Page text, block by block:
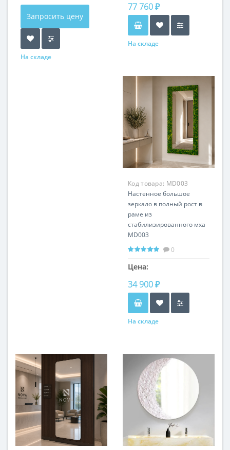
Запросить цену
На складе
77 760 ₽
На складе
Код товара: MD003
Настенное большое
зеркало в полный рост в
раме из
стабилизированного мха
MD003
0
Цена:
34 900 ₽
На складе